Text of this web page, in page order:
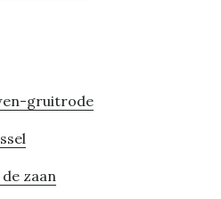
gruitrode
zaan